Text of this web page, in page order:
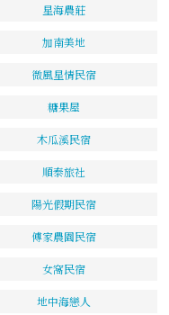
星海農莊
加南美地
微風星情民宿
糖果屋
木瓜溪民宿
順泰旅社
陽光假期民宿
傅家農園民宿
女窩民宿
地中海戀人